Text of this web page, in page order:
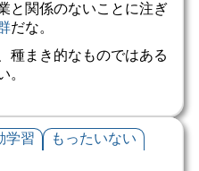
と関係のないことに注ぎ
だな。
種まき的なものではある
学習
もったいない